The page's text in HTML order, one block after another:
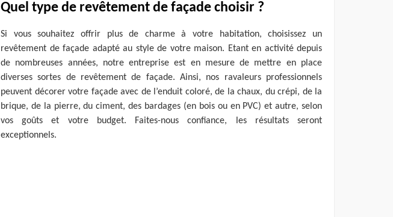
Quel type de revêtement de façade choisir ?
Si vous souhaitez offrir plus de charme à votre habitation, choisissez un
revêtement de façade adapté au style de votre maison. Etant en activité depuis
de nombreuses années, notre entreprise est en mesure de mettre en place
diverses sortes de revêtement de façade. Ainsi, nos ravaleurs professionnels
peuvent décorer votre façade avec de l’enduit coloré, de la chaux, du crépi, de la
brique, de la pierre, du ciment, des bardages (en bois ou en PVC) et autre, selon
vos goûts et votre budget. Faites-nous confiance, les résultats seront
exceptionnels.